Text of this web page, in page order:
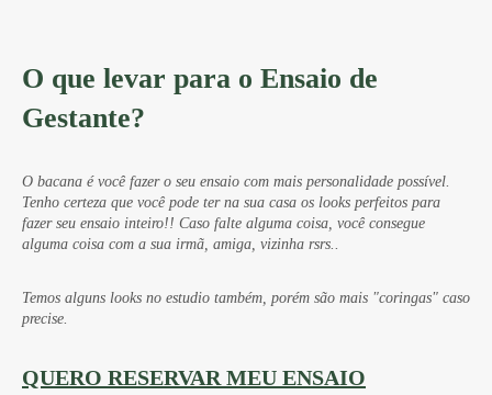
O que levar para o Ensaio de
Gestante?
O bacana é você fazer o seu ensaio com mais personalidade possível.
Tenho certeza que você pode ter na sua casa os looks perfeitos para
fazer seu ensaio inteiro!! Caso falte alguma coisa, você consegue
alguma coisa com a sua irmã, amiga, vizinha rsrs..
Temos alguns looks no estudio também, porém são mais "coringas" caso
precise.
QUERO RESERVAR MEU ENSAIO